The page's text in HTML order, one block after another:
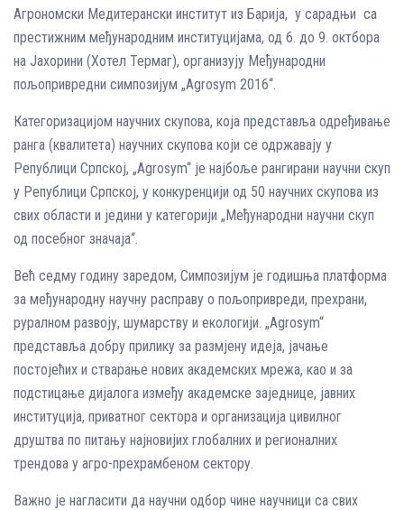
Агрономски Медитерански институт из Барија, у сарадњи са
престижним међународним институцијама, од 6. до 9. oктбoра
на Јахорини (Хотел Термаг), организују Међународни
пољопривредни симпозијум „Agrosym 2016“.
Категоризацијом научних скупова, која представља одређивање
ранга (квалитета) научних скупова који се одржавају у
Републици Српској, „Agrosym“ је најбоље рангирани научни скуп
у Републици Српској, у конкуренцији од 50 научних скупова из
свих области и једини у категорији „Међународни научни скуп
од посебног значаја“.
Већ седму годину заредом, Симпозијум је годишња платформа
за међународну научну расправу о пољопривреди, прехрани,
руралном развоју, шумарству и екологији. „Agrosym“
представља добру прилику за размјену идеја, јачање
постојећих и стварање нових академских мрежа, као и за
подстицање дијалога између академске заједнице, јавних
институција, приватног сектора и организација цивилног
друштва по питању најновијих глобалних и регионалних
трендова у агро-прехрамбеном сектору.
Важно је нагласити да научни одбор чине научници са свих